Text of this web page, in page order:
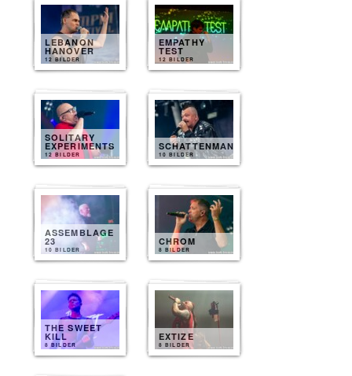
LEBANON
HANOVER
12 BILDER
EMPATHY
TEST
12 BILDER
SOLITARY
EXPERIMENTS
12 BILDER
SCHATTENMANN
10 BILDER
ASSEMBLAGE
23
10 BILDER
CHROM
8 BILDER
THE SWEET
KILL
8 BILDER
EXTIZE
8 BILDER